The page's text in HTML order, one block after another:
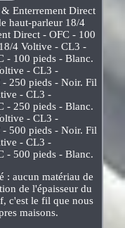
Enterrement Direct
haut-parleur 18/4
Direct - OFC - 100
4 Voltive - CL3 -
- 100 pieds - Blanc.
- CL3 -
- 250 pieds - Noir. Fil
- CL3 -
- 250 pieds - Blanc.
- CL3 -
- 500 pieds - Noir. Fil
- CL3 -
- 500 pieds - Blanc.
: aucun matériau de
de l'épaisseur du
c'est le fil que nous
maisons.